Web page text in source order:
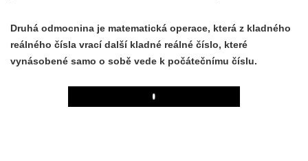
Druhá odmocnina je matematická operace, která z kladného
reálného čísla vrací další kladné reálné číslo, které
vynásobené samo o sobě vede k počátečnímu číslu.
Play